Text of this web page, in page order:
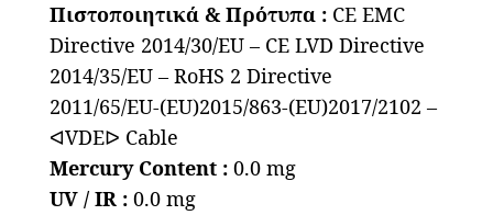
Πιστοποιητικά & Πρότυπα : CE EMC
Directive 2014/30/EU – CE LVD Directive
2014/35/EU – RoHS 2 Directive
2011/65/EU-(EU)2015/863-(EU)2017/2102 –
ᐊVDEᐅ Cable
Mercury Content : 0.0 mg
UV / IR : 0.0 mg